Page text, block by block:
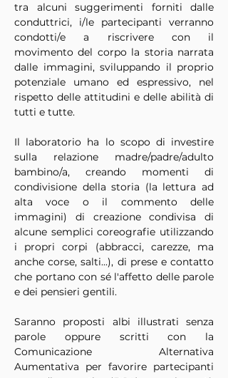
tra alcuni suggerimenti forniti dalle
conduttrici, i/le partecipanti verranno
condotti/e a riscrivere con il
movimento del corpo la storia narrata
dalle immagini, sviluppando il proprio
potenziale umano ed espressivo, nel
rispetto delle attitudini e delle abilità di
tutti e tutte.
Il laboratorio ha lo scopo di investire
sulla relazione madre/padre/adulto
bambino/a, creando momenti di
condivisione della storia (la lettura ad
alta voce o il commento delle
immagini) di creazione condivisa di
alcune semplici coreografie utilizzando
i propri corpi (abbracci, carezze, ma
anche corse, salti...), di prese e contatto
che portano con sé l'affetto delle parole
e dei pensieri gentili.
Saranno proposti albi illustrati senza
parole oppure scritti con la
Comunicazione Alternativa
Aumentativa per favorire partecipanti